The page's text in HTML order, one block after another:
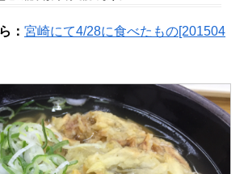
： 宮崎にて4/28に食べたもの[201504